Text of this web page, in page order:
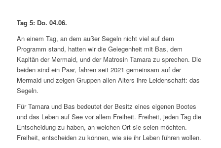
Tag 5: Do. 04.06.
An einem Tag, an dem außer Segeln nicht viel auf dem
Programm stand, hatten wir die Gelegenheit mit Bas, dem
Kapitän der Mermaid, und der Matrosin Tamara zu sprechen. Die
beiden sind ein Paar, fahren seit 2021 gemeinsam auf der
Mermaid und zeigen Gruppen allen Alters ihre Leidenschaft: das
Segeln.
Für Tamara und Bas bedeutet der Besitz eines eigenen Bootes
und das Leben auf See vor allem Freiheit. Freiheit, jeden Tag die
Entscheidung zu haben, an welchen Ort sie seien möchten.
Freiheit, entscheiden zu können, wie sie ihr Leben führen wollen.